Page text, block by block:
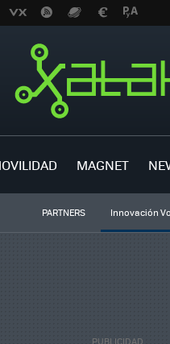
MAGNET
PARTNERS Innovación